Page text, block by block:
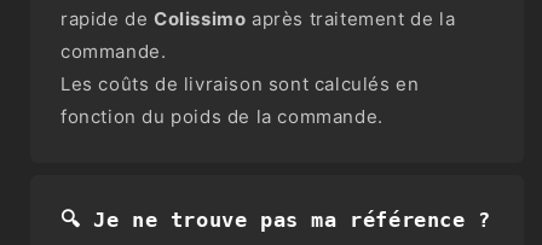
rapide de Colissimo après traitement de la
commande.
Les coûts de livraison sont calculés en
fonction du poids de la commande.
🔍 Je ne trouve pas ma référence ?